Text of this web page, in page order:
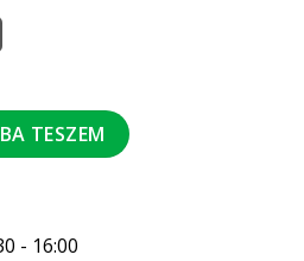
80 mm Szig. szerelt
TESZEM
- 16:00